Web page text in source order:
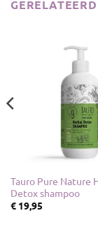
Tauro Pure Nature
Detox shampoo
€19,95